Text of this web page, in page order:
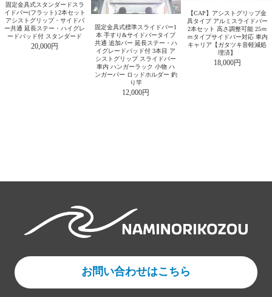
固定金具式スタンダードスラ
イドバー(フラット) 2本セット
アシストグリップ・サイドバ
ー共通 延長ステー・ハイグレ
ードパッド付 スタンダード
20,000円
固定金具式標準スライドバー1
本 手すり&サイドバータイプ
共通 追加バー 延長ステー・ハ
イグレードパッド付 3本目 ア
シストグリップ スライドバー
車内 ハンガーラック 小物 ハ
ンガーバー ロッドホルダー 釣
り竿
12,000円
【CAP】アシストグリップ金
具タイプ アルミスライドバー
2本セット 高さ調整可能 25ｍ
ｍタイプサイドバー対応 車内
キャリア【ガタツキ音軽減処
理済】
18,000円
お問い合わせはこちら